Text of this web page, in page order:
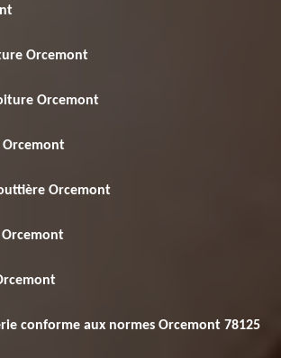
Orcemont
Orcemont
Orcemont
Orcemont
conforme aux normes Orcemont 78125